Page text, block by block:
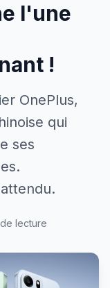
l'une
!
OnePlus,
qui
ses
de lecture